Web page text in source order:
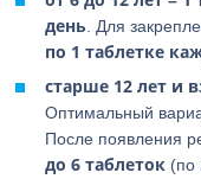
день . Для
по 1 таблетке
старше 12 лет и
Оптимальный
После появления
до 6 таблеток (по